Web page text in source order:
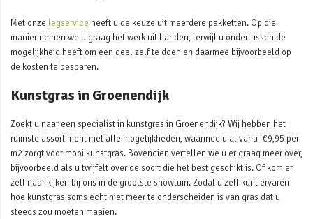
Met onze legservice heeft u de keuze uit meerdere pakketten. Op die
manier nemen we u graag het werk uit handen, terwijl u ondertussen de
mogelijkheid heeft om een deel zelf te doen en daarmee bijvoorbeeld op
de kosten te besparen.
Kunstgras in Groenendijk
Zoekt u naar een specialist in kunstgras in Groenendijk? Wij hebben het
ruimste assortiment met alle mogelijkheden, waarmee u al vanaf €9,95 per
m2 zorgt voor mooi kunstgras. Bovendien vertellen we u er graag meer over,
bijvoorbeeld als u twijfelt over de soort die het best geschikt is. Of kom er
zelf naar kijken bij ons in de grootste showtuin. Zodat u zelf kunt ervaren
hoe kunstgras soms echt niet meer te onderscheiden is van gras dat u
steeds zou moeten maaien.